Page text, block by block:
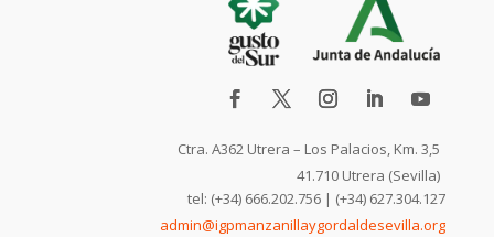
Ctra. A362 Utrera – Los Palacios, Km. 3,5
41.710 Utrera (Sevilla)
tel: (+34) 666.202.756 | (+34) 627.304.127
admin@igpmanzanillaygordaldesevilla.org